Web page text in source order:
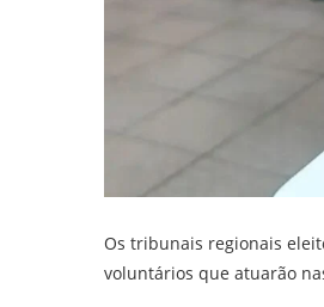
Os tribunais regionais
voluntários que atuarão